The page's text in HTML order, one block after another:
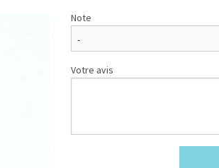
Note
Votre avis